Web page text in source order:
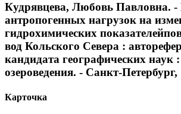
Кудрявцева, Любовь Павловна. -
антропогенных нагрузок на
гидрохимических
вод Кольского Севера :
кандидата географических наук
озероведения. - Санкт-Петербург,
Карточка